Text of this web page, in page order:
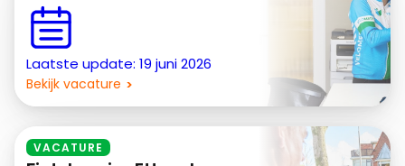
Laatste update: 19 juni 2026
Bekijk vacature
VACATURE